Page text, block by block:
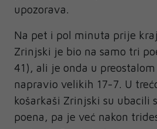
upozorava.
Na pet i pol minuta prije
Zrinjski je bio na samo tri
41), ali je onda u
napravio velikih 17-7. U
košarkaši Zrinjski su ubacili
poena, pa je već nakon